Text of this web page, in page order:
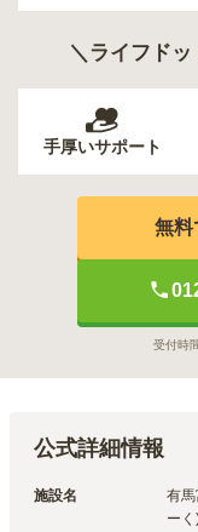
＼ライフド
手厚いサポート
無料
受付時
公式詳細情報
施設名
有
ー